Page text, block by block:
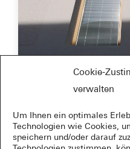
Cookie-
verwalten
Um Ihnen ein optimales
Technologien wie Cookies,
speichern und/oder darauf